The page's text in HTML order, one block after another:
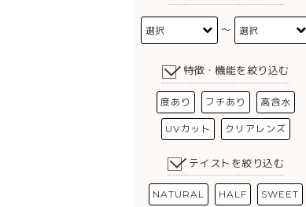
〜
特徴・機能を絞り込む
度あり フチあり 高含水
UVカット クリアレンズ
テイストを絞り込む
NATURAL HALF SWEET